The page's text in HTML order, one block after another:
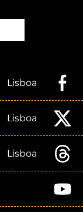
Lisboa
Lisboa
Lisboa